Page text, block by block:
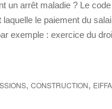
.
.
.
un arrêt maladie ? Le
le paiement du
exemple : exercice du
, CONSTRUCTION,